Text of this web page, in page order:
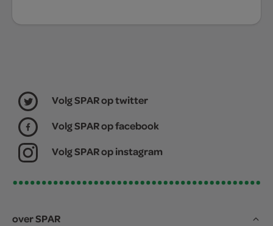
Volg SPAR op twitter
Volg SPAR op facebook
Volg SPAR op instagram
over SPAR